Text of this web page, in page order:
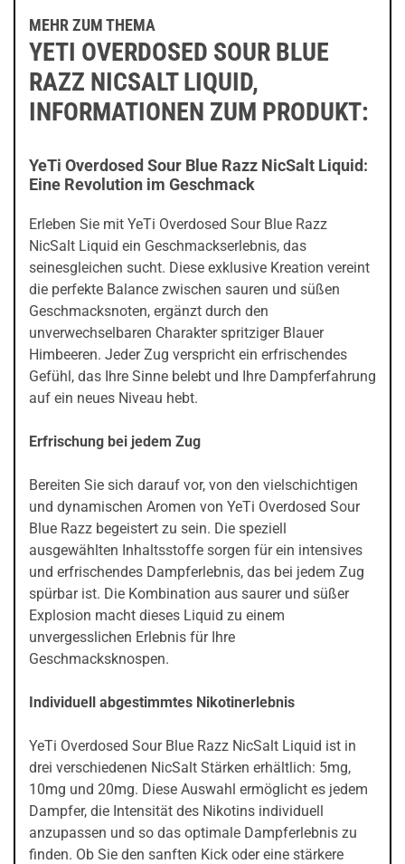
MEHR ZUM THEMA
YETI OVERDOSED SOUR BLUE
RAZZ NICSALT LIQUID,
INFORMATIONEN ZUM PRODUKT:
YeTi Overdosed Sour Blue Razz NicSalt Liquid:
Eine Revolution im Geschmack
Erleben Sie mit YeTi Overdosed Sour Blue Razz
NicSalt Liquid ein Geschmackserlebnis, das
seinesgleichen sucht. Diese exklusive Kreation vereint
die perfekte Balance zwischen sauren und süßen
Geschmacksnoten, ergänzt durch den
unverwechselbaren Charakter spritziger Blauer
Himbeeren. Jeder Zug verspricht ein erfrischendes
Gefühl, das Ihre Sinne belebt und Ihre Dampferfahrung
auf ein neues Niveau hebt.
Erfrischung bei jedem Zug
Bereiten Sie sich darauf vor, von den vielschichtigen
und dynamischen Aromen von YeTi Overdosed Sour
Blue Razz begeistert zu sein. Die speziell
ausgewählten Inhaltsstoffe sorgen für ein intensives
und erfrischendes Dampferlebnis, das bei jedem Zug
spürbar ist. Die Kombination aus saurer und süßer
Explosion macht dieses Liquid zu einem
unvergesslichen Erlebnis für Ihre
Geschmacksknospen.
Individuell abgestimmtes Nikotinerlebnis
YeTi Overdosed Sour Blue Razz NicSalt Liquid ist in
drei verschiedenen NicSalt Stärken erhältlich: 5mg,
10mg und 20mg. Diese Auswahl ermöglicht es jedem
Dampfer, die Intensität des Nikotins individuell
anzupassen und so das optimale Dampferlebnis zu
finden. Ob Sie den sanften Kick oder eine stärkere